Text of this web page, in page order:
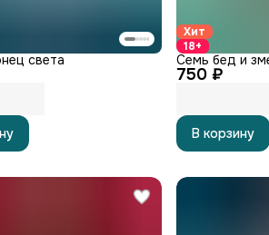
света
Хит
18+
750 ₽
Семь бед и
В корзину